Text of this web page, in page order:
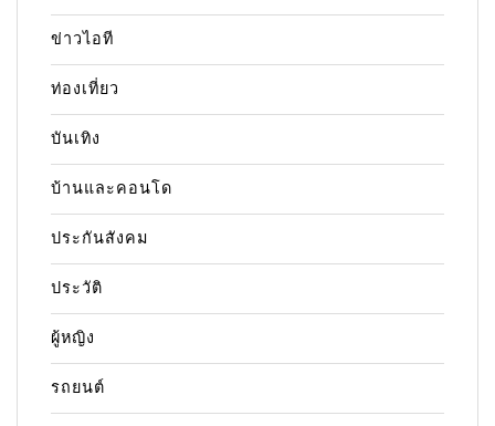
ข่าวไอที
ท่องเที่ยว
บันเทิง
บ้านและคอนโด
ประกันสังคม
ประวัติ
ผู้หญิง
รถยนต์